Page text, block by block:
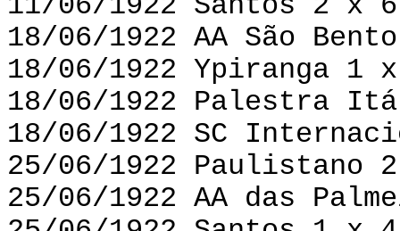
18/06/1922 AA São
18/06/1922 Ypiranga 1
18/06/1922 Palestra
18/06/1922 SC
25/06/1922 Paulistano
25/06/1922 AA das